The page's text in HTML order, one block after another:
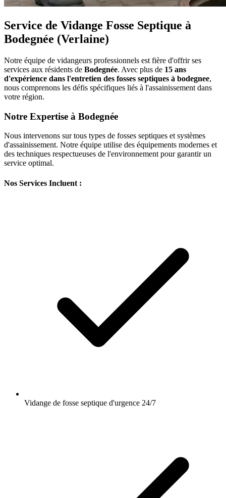
Service de Vidange Fosse Septique à
Bodegnée (Verlaine)
Notre équipe de vidangeurs professionnels est fière d'offrir ses
services aux résidents de Bodegnée. Avec plus de 15 ans
d'expérience dans l'entretien des fosses septiques à bodegnee,
nous comprenons les défis spécifiques liés à l'assainissement dans
votre région.
Notre Expertise à Bodegnée
Nous intervenons sur tous types de fosses septiques et systèmes
d'assainissement. Notre équipe utilise des équipements modernes et
des techniques respectueuses de l'environnement pour garantir un
service optimal.
Nos Services Incluent :
Vidange de fosse septique d'urgence 24/7